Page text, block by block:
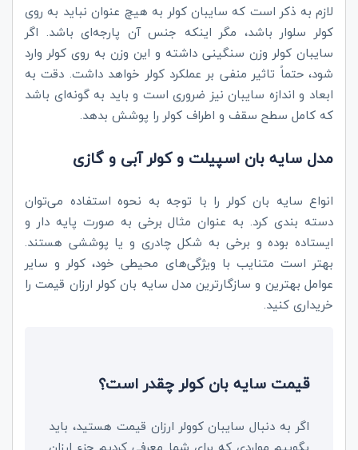
لازم به ذکر است که سایبان کولر به هیچ عنوان نباید به روی
کولر سلوار باشد، مگر اینکه جنس آن پارجه‌ای باشد. اگر
سایبان کولر وزن سنگینی داشته و این وزن به روی کولر وارد
شود، حتماً تاثیر منفی بر عملکرد کولر خواهد داشت. دقت به
ابعاد و اندازه سایبان نیز ضروری است و باید به گونه‌ای باشد
که کامل سطح سقف و اطراف کولر را پوشش بدهد.
مدل سایه بان اسپیلت و کولر آبی و گازی
انواع سایه بان کولر را با توجه به نحوه استفاده می‌توان
دسته بندی کرد. به عنوان مثال برخی به صورت پایه دار و
ایستاده بوده و برخی به شکل چادری و یا پوششی هستند.
بهتر است متنایب با ویژگی‌های محیطی خود، کولر و سایر
عوامل بهترین و سازگارترین مدل سایه بان کولر ارزان قیمت را
خریداری کنید.
قیمت سایه بان کولر چقدر است؟
اگر به دنبال سایبان کوولر ارزان قیمت هستید، باید